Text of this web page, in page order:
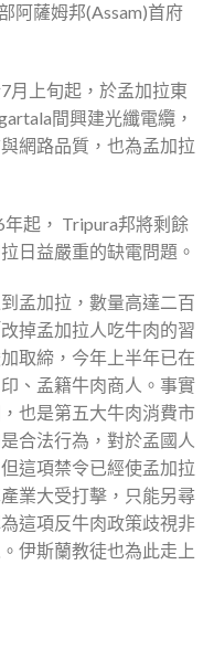
阿薩姆邦(Assam)首府
月上旬起，於孟加拉東
間興建光纖電纜，
網路品質，也為孟加拉
起， Tripura邦將剩餘
日益嚴重的缺電問題。
孟加拉，數量高達二百
掉孟加拉人吃牛肉的習
取締，今年上半年已在
、孟籍牛肉商人。事實
也是第五大牛肉消費市
合法行為，對於孟國人
這項禁令已經使孟加拉
業大受打擊，只能另尋
這項反牛肉政策歧視非
伊斯蘭教徒也為此走上